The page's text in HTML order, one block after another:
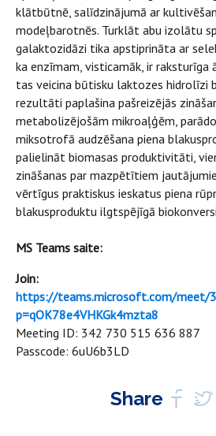
klātbūtnē, salīdzinājumā ar
modeļbarotnēs. Turklāt abu izolātu
galaktozidāzi tika apstiprināta ar
ka enzīmam, visticamāk, ir raksturīga
tas veicina būtisku laktozes hidrolīzi
rezultāti paplašina pašreizējās
metabolizējošām mikroaļģēm,
miksotrofā audzēšana piena
palielināt biomasas produktivitāti,
zināšanas par mazpētītiem
vērtīgus praktiskus ieskatus piena
blakusproduktu ilgtspējīgā
MS Teams saite:
Join:
https://teams.microsoft.com/meet/
p=qOK78e4VHKGk4mzta8
Meeting ID: 342 730 515 636 887
Passcode: 6uU6b3LD
Share